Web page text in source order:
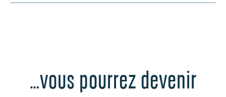
…vous pourrez devenir